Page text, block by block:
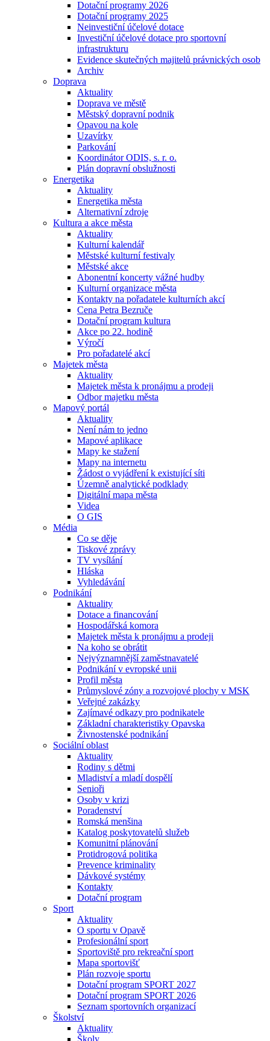
Dotační programy 2026
Dotační programy 2025
Neinvestiční účelové dotace
Investiční účelové dotace pro sportovní
infrastrukturu
Evidence skutečných majitelů právnických osob
Archiv
Doprava
Aktuality
Doprava ve městě
Městský dopravní podnik
Opavou na kole
Uzavírky
Parkování
Koordinátor ODIS, s. r. o.
Plán dopravní obslužnosti
Energetika
Aktuality
Energetika města
Alternativní zdroje
Kultura a akce města
Aktuality
Kulturní kalendář
Městské kulturní festivaly
Městské akce
Abonentní koncerty vážné hudby
Kulturní organizace města
Kontakty na pořadatele kulturních akcí
Cena Petra Bezruče
Dotační program kultura
Akce po 22. hodině
Výročí
Pro pořadatelé akcí
Majetek města
Aktuality
Majetek města k pronájmu a prodeji
Odbor majetku města
Mapový portál
Aktuality
Není nám to jedno
Mapové aplikace
Mapy ke stažení
Mapy na internetu
Žádost o vyjádření k existující síti
Územně analytické podklady
Digitální mapa města
Videa
O GIS
Média
Co se děje
Tiskové zprávy
TV vysílání
Hláska
Vyhledávání
Podnikání
Aktuality
Dotace a financování
Hospodářská komora
Majetek města k pronájmu a prodeji
Na koho se obrátit
Nejvýznamnější zaměstnavatelé
Podnikání v evropské unii
Profil města
Průmyslové zóny a rozvojové plochy v MSK
Veřejné zakázky
Zajímavé odkazy pro podnikatele
Základní charakteristiky Opavska
Živnostenské podnikání
Sociální oblast
Aktuality
Rodiny s dětmi
Mladiství a mladí dospělí
Senioři
Osoby v krizi
Poradenství
Romská menšina
Katalog poskytovatelů služeb
Komunitní plánování
Protidrogová politika
Prevence kriminality
Dávkové systémy
Kontakty
Dotační program
Sport
Aktuality
O sportu v Opavě
Profesionální sport
Sportoviště pro rekreační sport
Mapa sportovišť
Plán rozvoje sportu
Dotační program SPORT 2027
Dotační program SPORT 2026
Seznam sportovních organizací
Školství
Aktuality